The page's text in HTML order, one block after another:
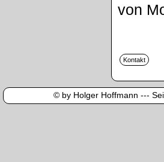
von
© by Holger Hoffmann ---